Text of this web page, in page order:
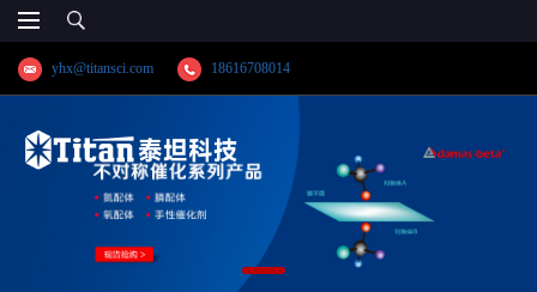
yhx@titansci.com 18616708014